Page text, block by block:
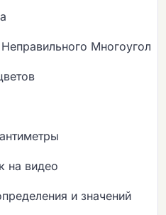
на видео
и значений